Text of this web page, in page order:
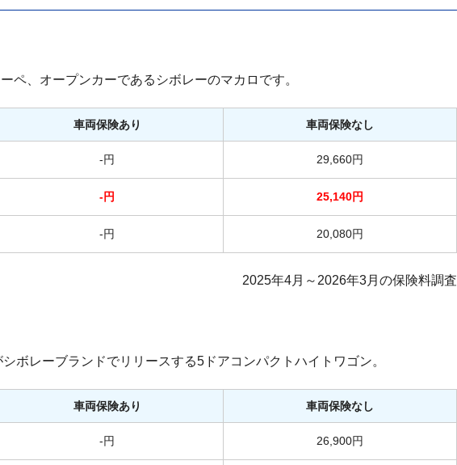
ペ、オープンカーであるシボレーのマカロです。
車両保険あり 車両保険なし
-円 29,660円
-円 25,140円
-円 20,080円
2025年4月～2026年3月の保険料調査
ボレーブランドでリリースする5ドアコンパクトハイトワゴン。
車両保険あり 車両保険なし
-円 26,900円